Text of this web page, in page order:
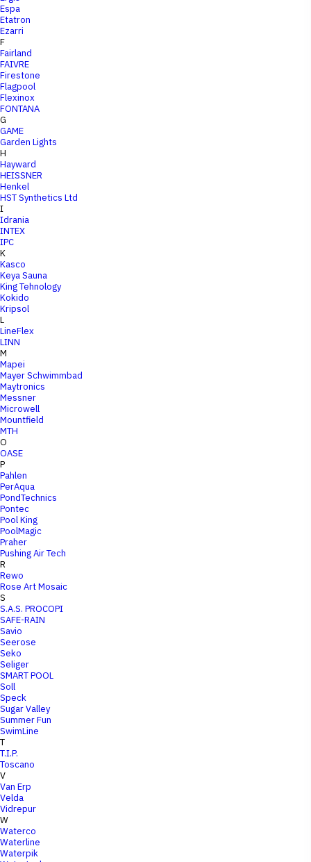
Espa
Etatron
Ezarri
F
Fairland
FAIVRE
Firestone
Flagpool
Flexinox
FONTANA
G
GAME
Garden Lights
H
Hayward
HEISSNER
Henkel
HST Synthetics Ltd
I
Idrania
INTEX
IPC
K
Kasco
Keya Sauna
King Tehnology
Kokido
Kripsol
L
LineFlex
LINN
M
Mapei
Mayer Schwimmbad
Maytronics
Messner
Microwell
Mountfield
MTH
O
OASE
P
Pahlen
PerAqua
PondTechnics
Pontec
Pool King
PoolMagic
Praher
Pushing Air Tech
R
Rewo
Rose Art Mosaic
S
S.A.S. PROCOPI
SAFE-RAIN
Savio
Seerose
Seko
Seliger
SMART POOL
Soll
Speck
Sugar Valley
Summer Fun
SwimLine
T
T.I.P.
Toscano
V
Van Erp
Velda
Vidrepur
W
Waterco
Waterline
Waterpik